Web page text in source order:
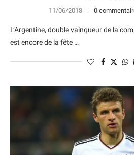
11/06/2018 0
L’Argentine, double vainqueur de la
est encore de la fête …